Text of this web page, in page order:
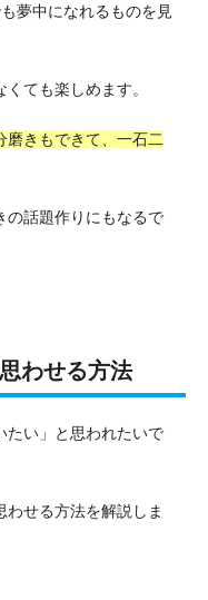
夢中になれるものを見
ても楽しめます。
磨きもできて、一石二
の話題作りにもなるで
わせる方法
たい」と思われたいで
せる方法を解説しま